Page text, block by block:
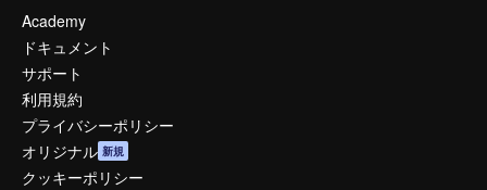
Academy
ドキュメント
サポート
利用規約
プライバシーポリシー
オリジナル 新規
クッキーポリシー